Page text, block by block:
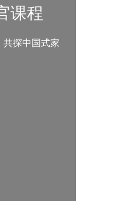
课程
共探中国式家